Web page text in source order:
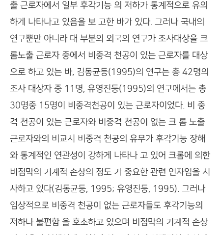
출 근로자에서 일부 후각기능 의 저하가 통계적으로 유의
하게 나타나고 있음을 보 고한 바가 있다. 그러나 국내의
연구뿐만 아니라 대 부분의 외국의 연구가 조사대상을 크
롬노출 근로자 중에서 비중격 천공이 있는 근로자를 대상
으로 하고 있는 바, 김동균등(1995)의 연구는 총 42명의
조사 대상자 중 11명, 유영진등(1995)의 연구에서는 총
30명중 15명이 비중격천공이 있는 근로자이었다. 비 중
격 천공이 있는 근로자와 비중격 천공이 없는 크 롬 노출
근로자와의 비교시 비중격 천공의 유무가 후각기능 장해
와 통계적인 연관성이 강하게 나타나 고 있어 크롬에 의한
비점막의 기계적 손상의 정도 가 중요한 관련 인자임을 시
사하고 있다(김동균등, 1995; 유영진등, 1995). 그러나
임상적으로 비중격 천공이 없는 근로자들도 후각기능의
저하나 불편함 을 호소하고 있으며 비점막의 기계적 손상